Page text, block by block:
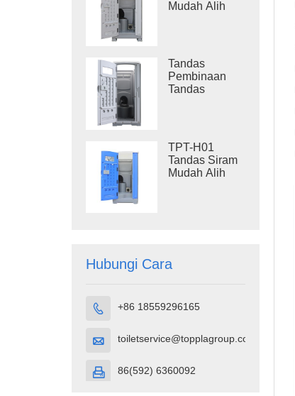
Mudah Alih
Tandas
Pembinaan
Tandas
TPT-H01
Tandas Siram
Mudah Alih
Hubungi Cara
 +86 18559296165
 toiletservice@topplagroup.com
 86(592) 6360092